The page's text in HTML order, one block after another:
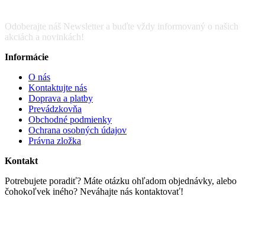
Odoberajte náš Newsletter a buďte vždy informovaný o našich
akciách a novinkách!
Informácie
O nás
Kontaktujte nás
Doprava a platby
Prevádzkovňa
Obchodné podmienky
Ochrana osobných údajov
Právna zložka
Kontakt
Potrebujete poradiť? Máte otázku ohľadom objednávky, alebo
čohokoľvek iného? Neváhajte nás kontaktovať!